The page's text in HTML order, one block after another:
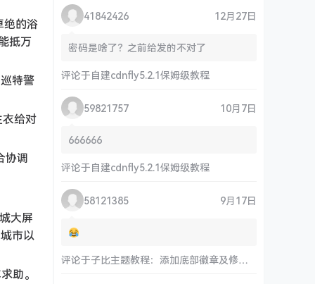
绝的浴
抵万
特警
给对
协调
大屏
市以
助。
41842426 12月27日
密码是啥了？之前给发的不对了
评论于自建cdnfly5.2.1保姆级教程
59821757 10月7日
666666
评论于自建cdnfly5.2.1保姆级教程
58121385 9月17日
评论于子比主题教程：添加底部徽章及修改链接和运行时间